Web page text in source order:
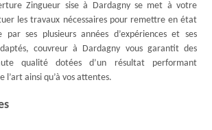
Zingueur sise à Dardagny se met à votre
les travaux nécessaires pour remettre en état
ses plusieurs années d’expériences et ses
couvreur à Dardagny vous garantit des
qualité dotées d’un résultat performant
l’art ainsi qu’à vos attentes.